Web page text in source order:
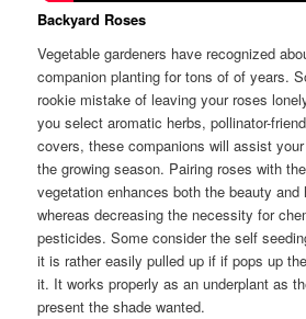
Backyard Roses
Vegetable gardeners have recognized
companion planting for tons of of years.
rookie mistake of leaving your roses
you select aromatic herbs, pollinator-
covers, these companions will assist
the growing season. Pairing roses with
vegetation enhances both the beauty
whereas decreasing the necessity for
pesticides. Some consider the self
it is rather easily pulled up if if pops up
it. It works properly as an underplant as
present the shade wanted.